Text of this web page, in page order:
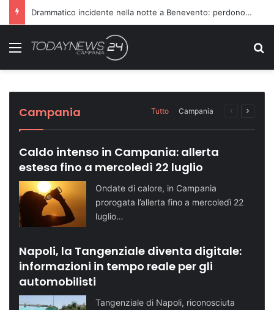
Richiesta di farmaci non accolta, scatta l’aggressione ai danni dei medici
Menu
Cronaca NA
Cronaca NA
Attualità NA
Attualità BN
Attualità SA
Campania Tutto Campania
Pagina
Caldo intenso in Campania: allerta
estesa fino a mercoledì 22 luglio
Ondate di calore, in Campania
prorogata l’allerta fino a mercoledì 22
luglio…
Napoli, la Tangenziale diventa digitale:
informazioni in tempo reale per gli
automobilisti
Tangenziale di Napoli, riconosciuta